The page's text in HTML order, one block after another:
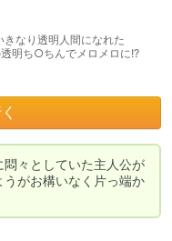
なり透明人間になれた
明ち○ちんでメロメロに!?
々としていた主人公が
がお構いなく片っ端か